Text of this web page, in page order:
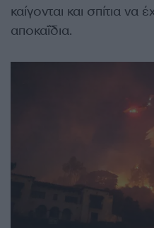
καίγονται και σπίτια να
αποκαΐδια.